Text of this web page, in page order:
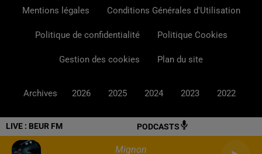
LIVE : BEUR FM PODCASTS
Mignon
Mentions légales Conditions Générales d'Utilisation
Politique de confidentialité Politique Cookies
Gestion des cookies Plan du site
Archives 2026 2025 2024 2023 2022